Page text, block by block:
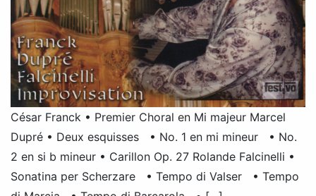
César Franck • Premier Choral en Mi majeur Marcel
Dupré • Deux esquisses • No. 1 en mi mineur • No.
2 en si b mineur • Carillon Op. 27 Rolande Falcinelli •
Sonatina per Scherzare • Tempo di Valser • Tempo